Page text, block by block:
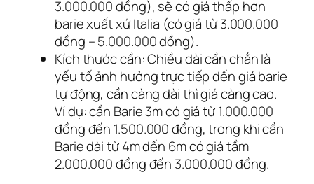
3.000.000 đồng), sẽ có giá thấp hơn
barie xuất xứ Italia (có giá từ 3.000.000
đồng – 5.000.000 đồng).
Kích thước cần: Chiều dài cần chắn là
yếu tố ảnh hưởng trực tiếp đến giá barie
tự động, cần càng dài thì giá càng cao.
Ví dụ: cần Barie 3m có giá từ 1.000.000
đồng đến 1.500.000 đồng, trong khi cần
Barie dài từ 4m đến 6m có giá tầm
2.000.000 đồng đến 3.000.000 đồng.